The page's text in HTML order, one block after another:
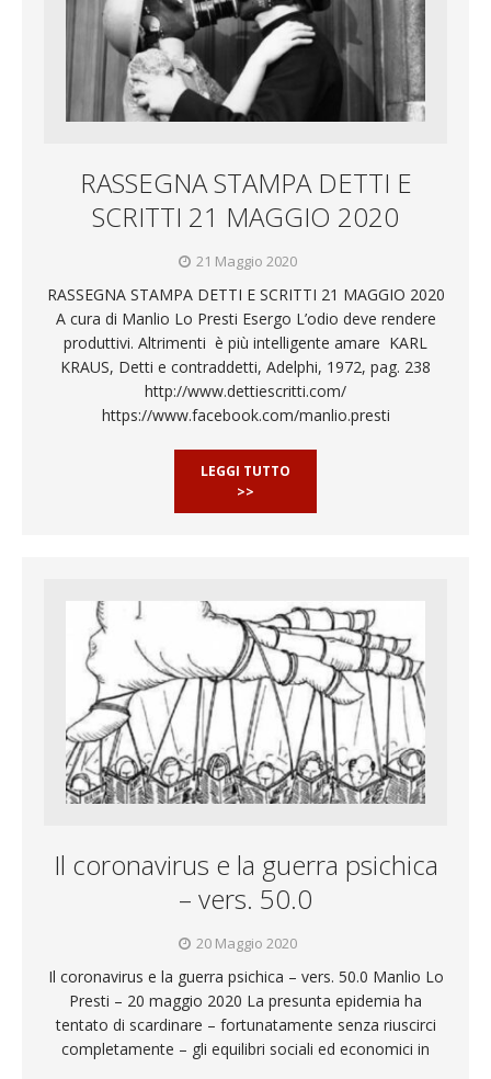
RASSEGNA STAMPA DETTI E
SCRITTI 21 MAGGIO 2020
21 Maggio 2020
RASSEGNA STAMPA DETTI E SCRITTI 21 MAGGIO 2020
A cura di Manlio Lo Presti Esergo L’odio deve rendere
produttivi. Altrimenti è più intelligente amare KARL
KRAUS, Detti e contraddetti, Adelphi, 1972, pag. 238
http://www.dettiescritti.com/
https://www.facebook.com/manlio.presti
LEGGI TUTTO
>>
Il coronavirus e la guerra psichica
– vers. 50.0
20 Maggio 2020
Il coronavirus e la guerra psichica – vers. 50.0 Manlio Lo
Presti – 20 maggio 2020 La presunta epidemia ha
tentato di scardinare – fortunatamente senza riuscirci
completamente – gli equilibri sociali ed economici in